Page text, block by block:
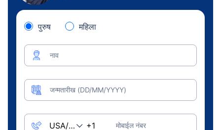
पुरुष महिला
नाव
जन्मतारीख (DD/MM/YYYY)
मोबाईल नंबर